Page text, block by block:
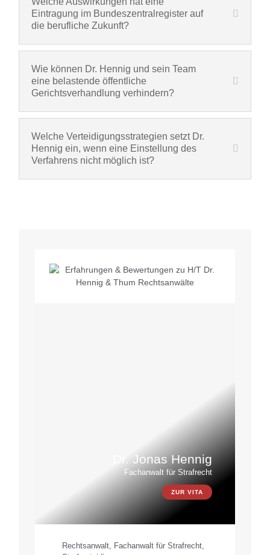
Eintragung im Bundeszentralregister auf
die berufliche Zukunft?
Wie können Dr. Hennig und sein Team
eine belastende öffentliche
Gerichtsverhandlung verhindern?
Welche Verteidigungsstrategien setzt Dr.
Hennig ein, wenn eine Einstellung des
Verfahrens nicht möglich ist?
Dr. Jonas Hennig
Fachanwalt für Strafrecht
ZUR VITA
Rechtsanwalt, Fachanwalt für Strafrecht,